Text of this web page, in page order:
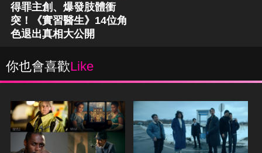
得罪主創、爆發肢體衝
突！《實習醫生》14位角
色退出真相大公開
你也會喜歡Like